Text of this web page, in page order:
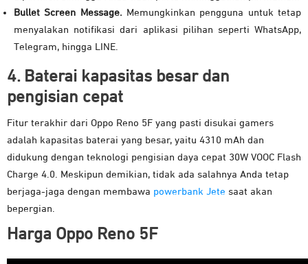
Bullet Screen Message. Memungkinkan pengguna untuk tetap
menyalakan notifikasi dari aplikasi pilihan seperti WhatsApp,
Telegram, hingga LINE.
4. Baterai kapasitas besar dan
pengisian cepat
Fitur terakhir dari Oppo Reno 5F yang pasti disukai gamers
adalah kapasitas baterai yang besar, yaitu 4310 mAh dan
didukung dengan teknologi pengisian daya cepat 30W VOOC Flash
Charge 4.0. Meskipun demikian, tidak ada salahnya Anda tetap
berjaga-jaga dengan membawa powerbank Jete saat akan
bepergian.
Harga Oppo Reno 5F